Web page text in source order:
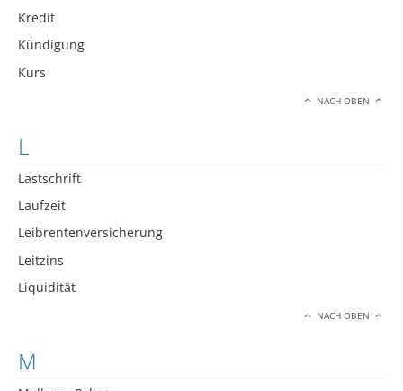
Kredit
Kündigung
Kurs
NACH OBEN
L
Lastschrift
Laufzeit
Leibrentenversicherung
Leitzins
Liquidität
NACH OBEN
M